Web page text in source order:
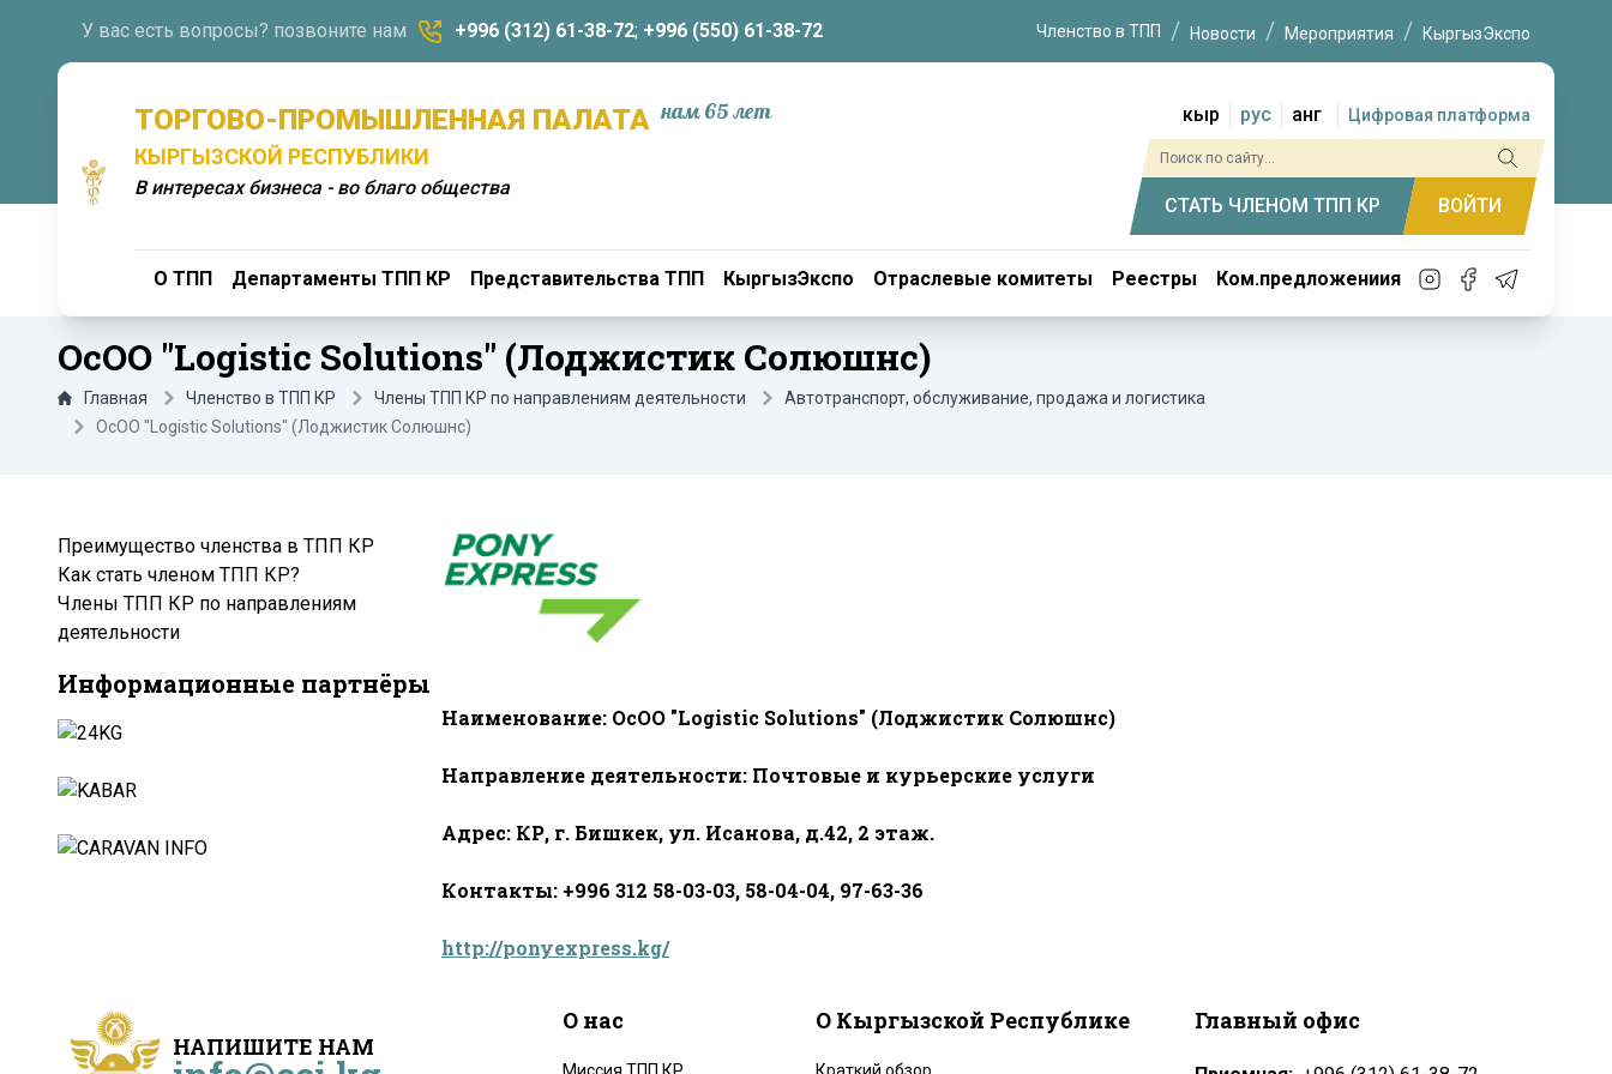
У вас есть вопросы? позвоните нам +996 (312) 61-38-72; +996 (550) 61-38-72 Членство в ТПП Новости Мероприятия КыргызЭкспо
ТОРГОВО-ПРОМЫШЛЕННАЯ ПАЛАТА нам 65 лет
КЫРГЫЗСКОЙ РЕСПУБЛИКИ
В интересах бизнеса - во благо общества
кыр рус анг Цифровая платформа
СТАТЬ ЧЛЕНОМ ТПП КР ВОЙТИ
О ТПП Департаменты ТПП КР Представительства ТПП КыргызЭкспо Отраслевые комитеты Реестры Ком.предложениия
ОсОО "Logistic Solutions" (Лоджистик Солюшнс)
Главная Членство в ТПП КР Члены ТПП КР по направлениям деятельности
Автотранспорт, обслуживание, продажа и логистика
ОсОО "Logistic Solutions" (Лоджистик Солюшнс)
Преимущество членства в ТПП КР
Как стать членом ТПП КР?
Члены ТПП КР по направлениям
деятельности
Информационные партнёры
Наименование: ОсОО "Logistic Solutions" (Лоджистик Солюшнс)
Направление деятельности: Почтовые и курьерские услуги
Адрес: КР, г. Бишкек, ул. Исанова, д.42, 2 этаж.
Контакты: +996 312 58-03-03, 58-04-04, 97-63-36
http://ponyexpress.kg/
НАПИШИТЕ НАМ
О нас О Кыргызской Республике Главный офис